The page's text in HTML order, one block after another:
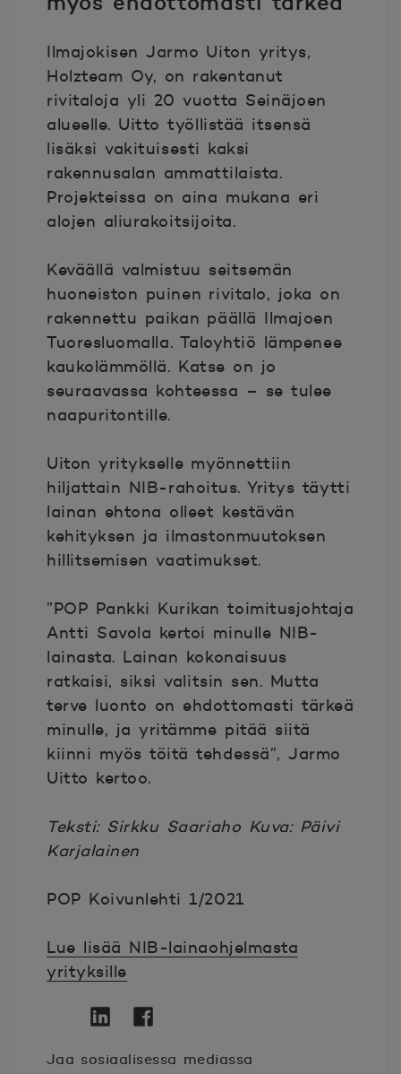
Ilmajokisen Jarmo Uiton yritys,
Holzteam Oy, on rakentanut
rivitaloja yli 20 vuotta Seinäjoen
alueelle. Uitto työllistää itsensä
lisäksi vakituisesti kaksi
rakennusalan ammattilaista.
Projekteissa on aina mukana eri
alojen aliurakoitsijoita.
Keväällä valmistuu seitsemän
huoneiston puinen rivitalo, joka on
rakennettu paikan päällä Ilmajoen
Tuoresluomalla. Taloyhtiö lämpenee
kaukolämmöllä. Katse on jo
seuraavassa kohteessa – se tulee
naapuritontille.
Uiton yritykselle myönnettiin
hiljattain NIB-rahoitus. Yritys täytti
lainan ehtona olleet kestävän
kehityksen ja ilmastonmuutoksen
hillitsemisen vaatimukset.
”POP Pankki Kurikan toimitusjohtaja
Antti Savola kertoi minulle NIB-
lainasta. Lainan kokonaisuus
ratkaisi, siksi valitsin sen. Mutta
terve luonto on ehdottomasti tärkeä
minulle, ja yritämme pitää siitä
kiinni myös töitä tehdessä”, Jarmo
Uitto kertoo.
Teksti: Sirkku Saariaho Kuva: Päivi
Karjalainen
POP Koivunlehti 1/2021
Lue lisää NIB-lainaohjelmasta
yrityksille
Jaa sosiaalisessa mediassa